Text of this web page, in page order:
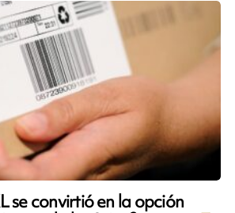
se convirtió en la opción